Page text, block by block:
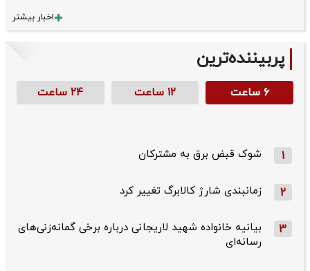
اخبار بیشتر
پربیننده‌ترین
۶ ساعت ۱۲ ساعت ۲۴ ساعت
1 شوک قبض برق به مشترکان
2 زمانبندی شارژ کالابرگ تغییر کرد
3
بیانیه خانواده شهید لاریجانی درباره برخی گمانه‌زنی‌های
رسانه‌ای